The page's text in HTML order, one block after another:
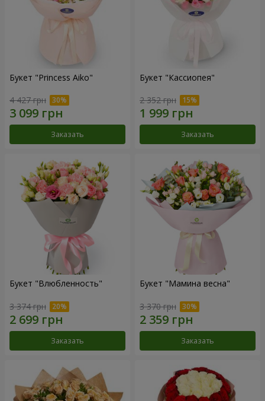
Букет "Princess Aiko"
4 427 грн
Заказать
Букет "Кассиопея"
2 352 грн
Заказать
Букет "Влюбленность"
3 374 грн
Заказать
Букет "Мамина весна"
3 370 грн
Заказать